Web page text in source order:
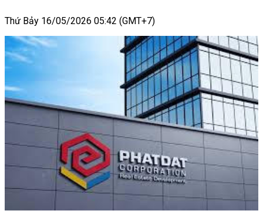
Thứ Bảy 16/05/2026 05:42 (GMT+7)